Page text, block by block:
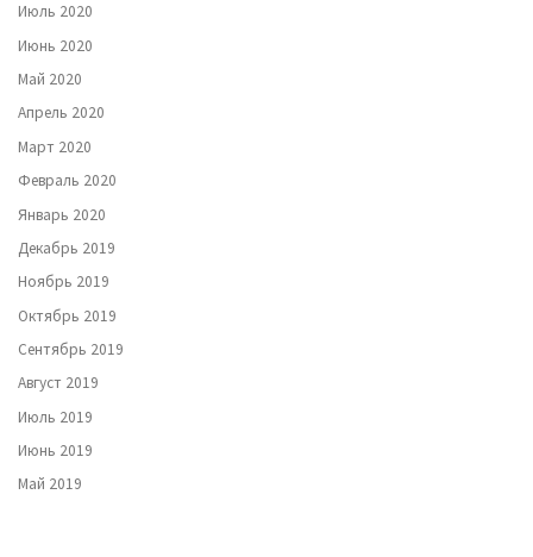
Июль 2020
Июнь 2020
Май 2020
Апрель 2020
Март 2020
Февраль 2020
Январь 2020
Декабрь 2019
Ноябрь 2019
Октябрь 2019
Сентябрь 2019
Август 2019
Июль 2019
Июнь 2019
Май 2019